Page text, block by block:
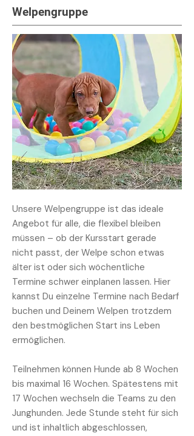
Welpengruppe
Unsere Welpengruppe ist das ideale
Angebot für alle, die flexibel bleiben
müssen – ob der Kursstart gerade
nicht passt, der Welpe schon etwas
älter ist oder sich wöchentliche
Termine schwer einplanen lassen. Hier
kannst Du einzelne Termine nach Bedarf
buchen und Deinem Welpen trotzdem
den bestmöglichen Start ins Leben
ermöglichen.
Teilnehmen können Hunde ab 8 Wochen
bis maximal 16 Wochen. Spätestens mit
17 Wochen wechseln die Teams zu den
Junghunden. Jede Stunde steht für sich
und ist inhaltlich abgeschlossen,